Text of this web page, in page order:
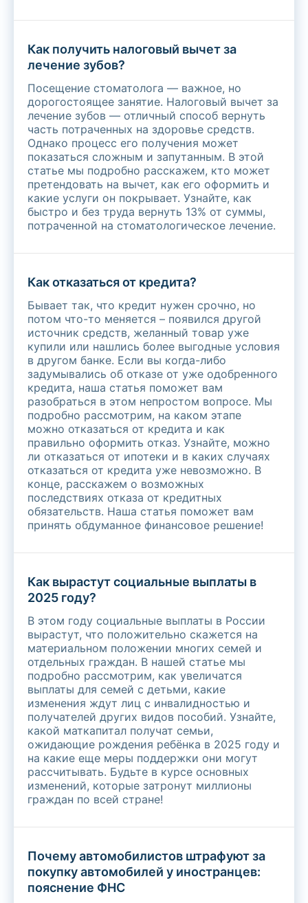
Как получить налоговый вычет за
лечение зубов?
Посещение стоматолога — важное, но
дорогостоящее занятие. Налоговый вычет за
лечение зубов — отличный способ вернуть
часть потраченных на здоровье средств.
Однако процесс его получения может
показаться сложным и запутанным. В этой
статье мы подробно расскажем, кто может
претендовать на вычет, как его оформить и
какие услуги он покрывает. Узнайте, как
быстро и без труда вернуть 13% от суммы,
потраченной на стоматологическое лечение.
Как отказаться от кредита?
Бывает так, что кредит нужен срочно, но
потом что-то меняется – появился другой
источник средств, желанный товар уже
купили или нашлись более выгодные условия
в другом банке. Если вы когда-либо
задумывались об отказе от уже одобренного
кредита, наша статья поможет вам
разобраться в этом непростом вопросе. Мы
подробно рассмотрим, на каком этапе
можно отказаться от кредита и как
правильно оформить отказ. Узнайте, можно
ли отказаться от ипотеки и в каких случаях
отказаться от кредита уже невозможно. В
конце, расскажем о возможных
последствиях отказа от кредитных
обязательств. Наша статья поможет вам
принять обдуманное финансовое решение!
Как вырастут социальные выплаты в
2025 году?
В этом году социальные выплаты в России
вырастут, что положительно скажется на
материальном положении многих семей и
отдельных граждан. В нашей статье мы
подробно рассмотрим, как увеличатся
выплаты для семей с детьми, какие
изменения ждут лиц с инвалидностью и
получателей других видов пособий. Узнайте,
какой маткапитал получат семьи,
ожидающие рождения ребёнка в 2025 году и
на какие еще меры поддержки они могут
рассчитывать. Будьте в курсе основных
изменений, которые затронут миллионы
граждан по всей стране!
Почему автомобилистов штрафуют за
покупку автомобилей у иностранцев:
пояснение ФНС